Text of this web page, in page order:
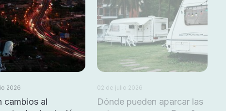
2026
cambios al
02 de julio 2026
Dónde pueden aparcar las